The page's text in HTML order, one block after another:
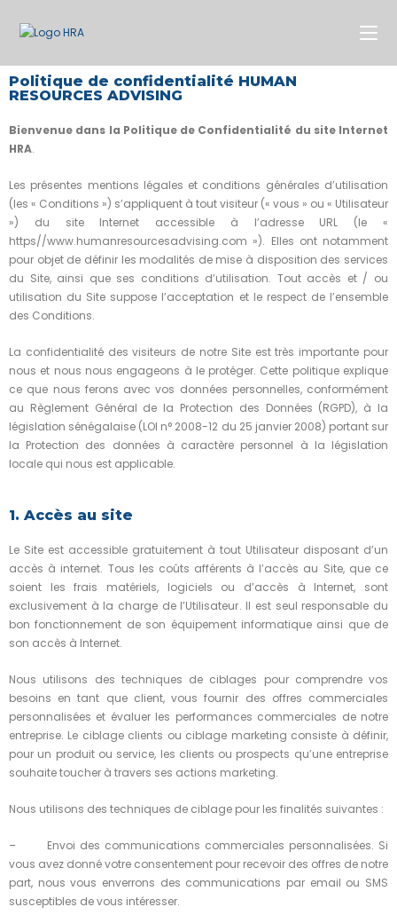
Politique de confidentialité HUMAN
RESOURCES ADVISING
Bienvenue dans la Politique de Confidentialité du site Internet
HRA.
Les présentes mentions légales et conditions générales d’utilisation
(les « Conditions ») s’appliquent à tout visiteur (« vous » ou « Utilisateur
») du site Internet accessible à l’adresse URL (le «
https//www.humanresourcesadvising.com »). Elles ont notamment
pour objet de définir les modalités de mise à disposition des services
du Site, ainsi que ses conditions d’utilisation. Tout accès et / ou
utilisation du Site suppose l’acceptation et le respect de l’ensemble
des Conditions.
La confidentialité des visiteurs de notre Site est très importante pour
nous et nous nous engageons à le protéger. Cette politique explique
ce que nous ferons avec vos données personnelles, conformément
au Règlement Général de la Protection des Données (RGPD), à la
législation sénégalaise (LOI n° 2008-12 du 25 janvier 2008) portant sur
la Protection des données à caractère personnel à la législation
locale qui nous est applicable.
1. Accès au site
Le Site est accessible gratuitement à tout Utilisateur disposant d’un
accès à internet. Tous les coûts afférents à l’accès au Site, que ce
soient les frais matériels, logiciels ou d’accès à Internet, sont
exclusivement à la charge de l’Utilisateur. Il est seul responsable du
bon fonctionnement de son équipement informatique ainsi que de
son accès à Internet.
Nous utilisons des techniques de ciblages pour comprendre vos
besoins en tant que client, vous fournir des offres commerciales
personnalisées et évaluer les performances commerciales de notre
entreprise. Le ciblage clients ou ciblage marketing consiste à définir,
pour un produit ou service, les clients ou prospects qu’une entreprise
souhaite toucher à travers ses actions marketing.
Nous utilisons des techniques de ciblage pour les finalités suivantes :
– Envoi des communications commerciales personnalisées. Si
vous avez donné votre consentement pour recevoir des offres de notre
part, nous vous enverrons des communications par email ou SMS
susceptibles de vous intéresser.